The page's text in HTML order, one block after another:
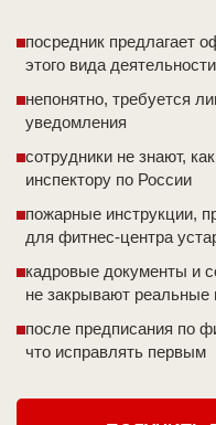
посредник предлагает
этого вида
непонятно, требуется
уведомления
сотрудники не знают,
инспектору по России
пожарные инструкции,
для фитнес-центра
кадровые документы и
не закрывают реальные
после предписания по
что исправлять первым